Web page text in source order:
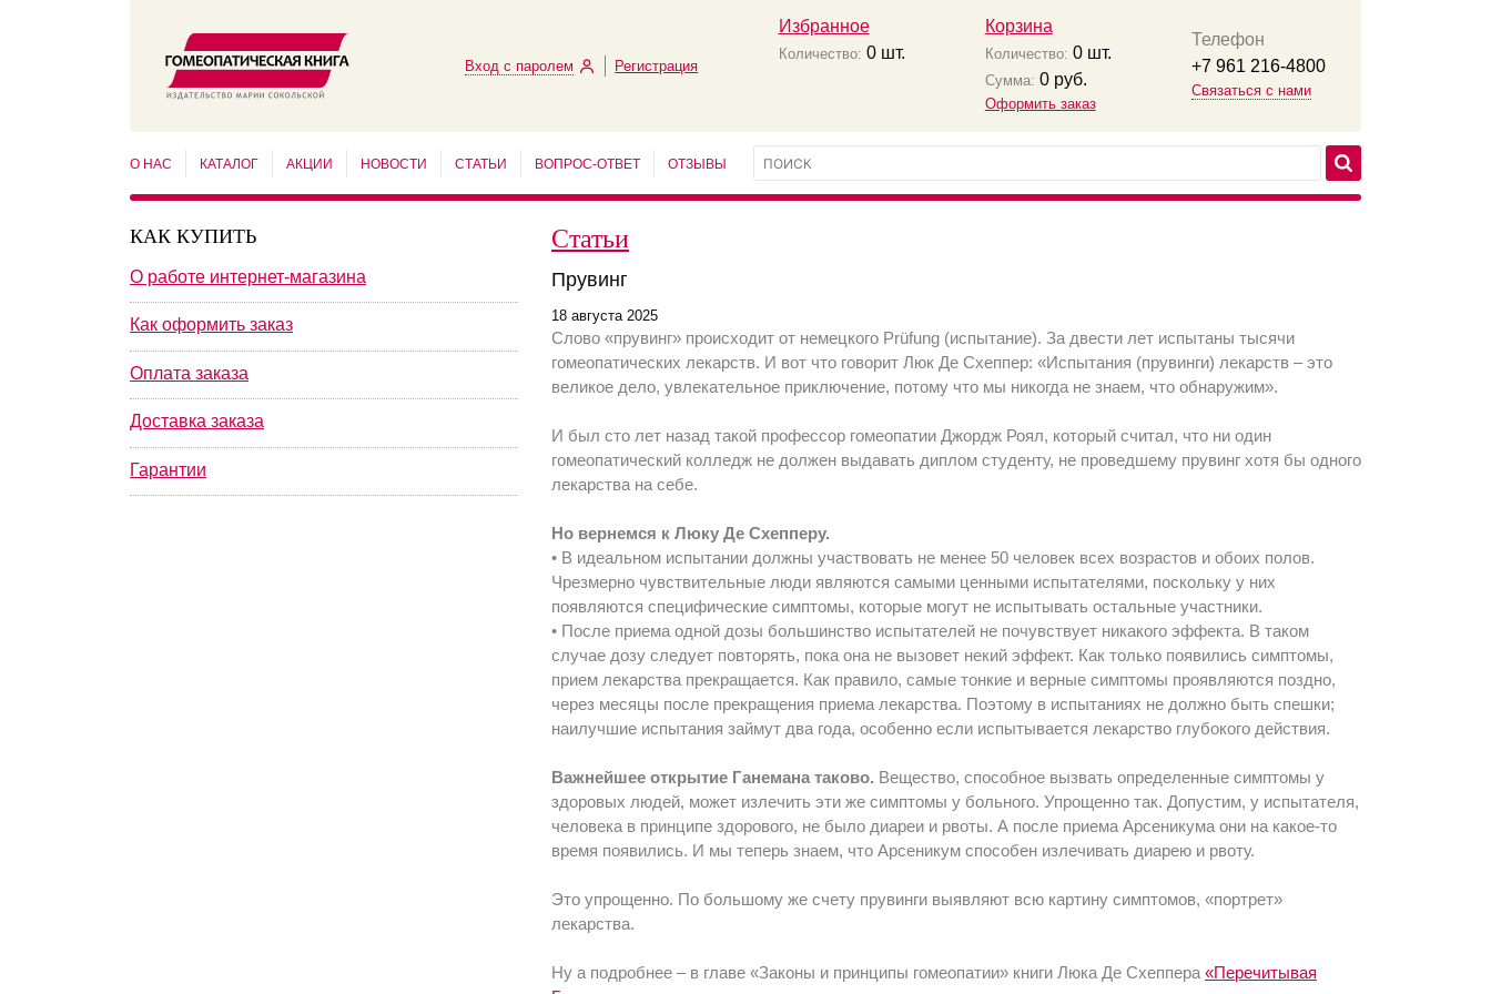
Вход с паролем Регистрация
Избранное
Количество: 0шт.
Корзина
Количество: 0шт.
Сумма: 0руб.
Оформить заказ
Телефон
+7 961 216-4800
Связаться с нами
О НАС КАТАЛОГ АКЦИИ НОВОСТИ СТАТЬИ ВОПРОС-ОТВЕТ ОТЗЫВЫ
КАК КУПИТЬ
О работе интернет-магазина
Как оформить заказ
Оплата заказа
Доставка заказа
Гарантии
Статьи
Прувинг
18 августа 2025
Слово «прувинг» происходит от немецкого Prüfung (испытание). За двести лет испытаны тысячи
гомеопатических лекарств. И вот что говорит Люк Де Схеппер: «Испытания (прувинги) лекарств – это
великое дело, увлекательное приключение, потому что мы никогда не знаем, что обнаружим».
И был сто лет назад такой профессор гомеопатии Джордж Роял, который считал, что ни один
гомеопатический колледж не должен выдавать диплом студенту, не проведшему прувинг хотя бы одного
лекарства на себе.
Но вернемся к Люку Де Схепперу.
• В идеальном испытании должны участвовать не менее 50 человек всех возрастов и обоих полов.
Чрезмерно чувствительные люди являются самыми ценными испытателями, поскольку у них
появляются специфические симптомы, которые могут не испытывать остальные участники.
• После приема одной дозы большинство испытателей не почувствует никакого эффекта. В таком
случае дозу следует повторять, пока она не вызовет некий эффект. Как только появились симптомы,
прием лекарства прекращается. Как правило, самые тонкие и верные симптомы проявляются поздно,
через месяцы после прекращения приема лекарства. Поэтому в испытаниях не должно быть спешки;
наилучшие испытания займут два года, особенно если испытывается лекарство глубокого действия.
Важнейшее открытие Ганемана таково. Вещество, способное вызвать определенные симптомы у
здоровых людей, может излечить эти же симптомы у больного. Упрощенно так. Допустим, у испытателя,
человека в принципе здорового, не было диареи и рвоты. А после приема Арсеникума они на какое-то
время появились. И мы теперь знаем, что Арсеникум способен излечивать диарею и рвоту.
Это упрощенно. По большому же счету прувинги выявляют всю картину симптомов, «портрет»
лекарства.
Ну а подробнее – в главе «Законы и принципы гомеопатии» книги Люка Де Схеппера «Перечитывая